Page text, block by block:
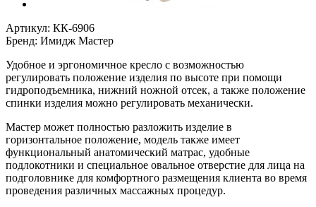
Артикул: КК-6906
Бренд: Имидж Мастер
Удобное и эргономичное кресло с возможностью
регулировать положение изделия по высоте при помощи
гидроподъемника, нижний ножной отсек, а также положение
спинки изделия можно регулировать механически.
Мастер может полностью разложить изделие в
горизонтальное положение, модель также имеет
функциональный анатомический матрас, удобные
подлокотники и специальное овальное отверстие для лица на
подголовнике для комфортного размещения клиента во время
проведения различных массажных процедур.